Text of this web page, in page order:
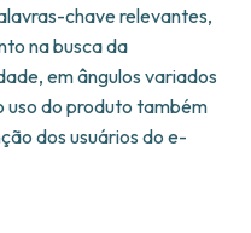
chave relevantes,
na busca da
em ângulos variados
uso do produto também
dos usuários do e-